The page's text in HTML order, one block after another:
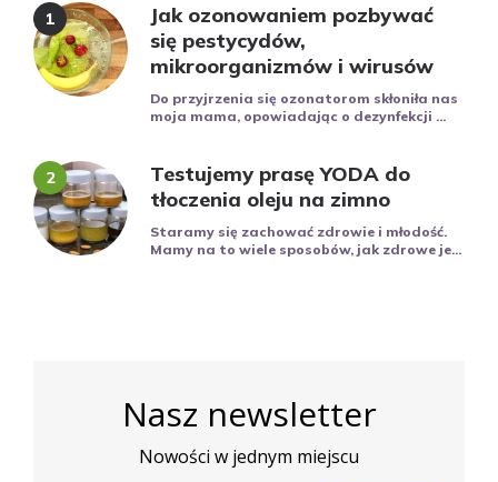
Jak ozonowaniem pozbywać
się pestycydów,
mikroorganizmów i wirusów
Do przyjrzenia się ozonatorom skłoniła nas
moja mama, opowiadając o dezynfekcji ...
Testujemy prasę YODA do
tłoczenia oleju na zimno
Staramy się zachować zdrowie i młodość.
Mamy na to wiele sposobów, jak zdrowe je...
Nasz newsletter
Nowości w jednym miejscu